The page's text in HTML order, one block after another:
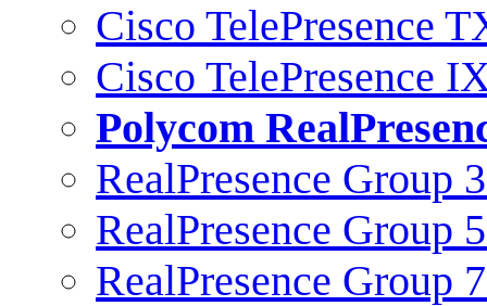
Cisco TelePresence
Cisco TelePresence
Polycom
RealPresence Group
RealPresence Group
RealPresence Group